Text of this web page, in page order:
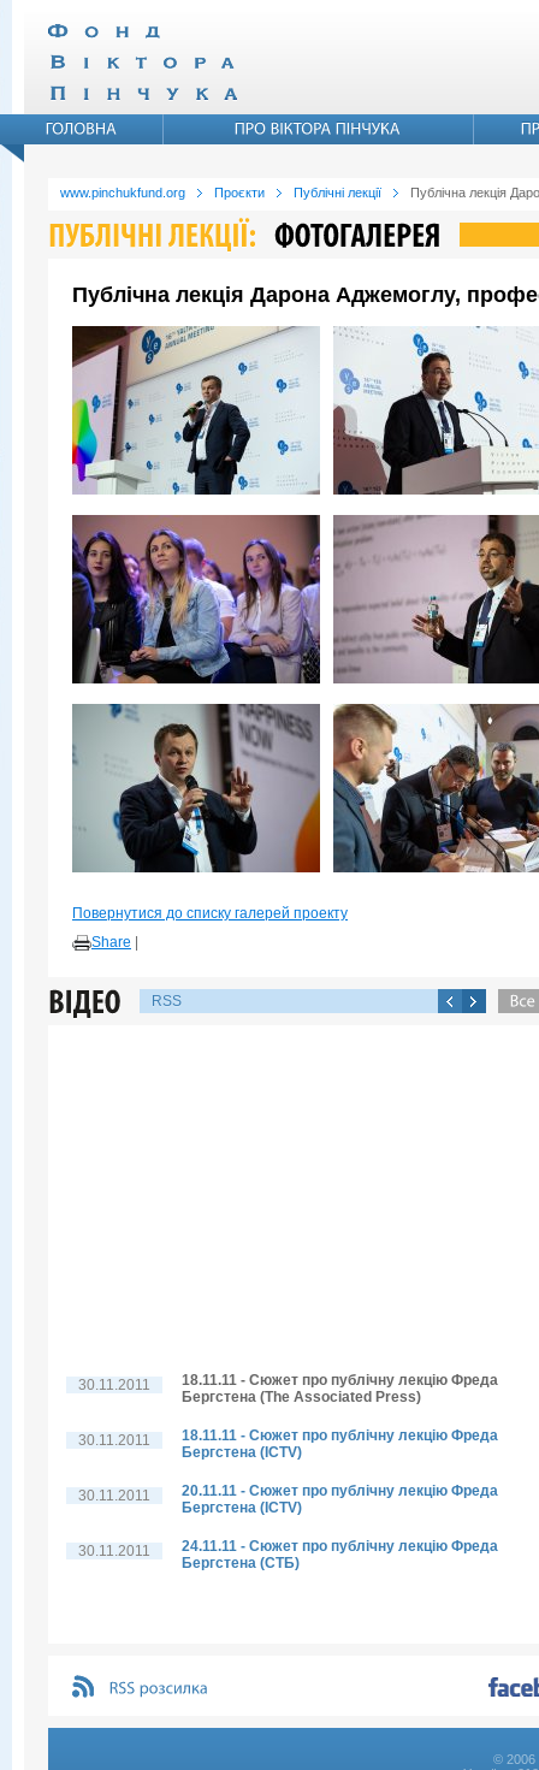
www.pinchukfund.org Проєкти Публічні лекції Публічна лекція
Публічна лекція Дарона Аджемоглу,
Повернутися до списку галерей проекту
Share
RSS
30.11.2011
18.11.11 - Сюжет про публічну лекцію Фреда
Бергстена (The Associated Press)
30.11.2011
18.11.11 - Сюжет про публічну лекцію Фреда
Бергстена (ICTV)
30.11.2011
20.11.11 - Сюжет про публічну лекцію Фреда
Бергстена (ICTV)
30.11.2011
24.11.11 - Сюжет про публічну лекцію Фреда
Бергстена (СТБ)
© 2006